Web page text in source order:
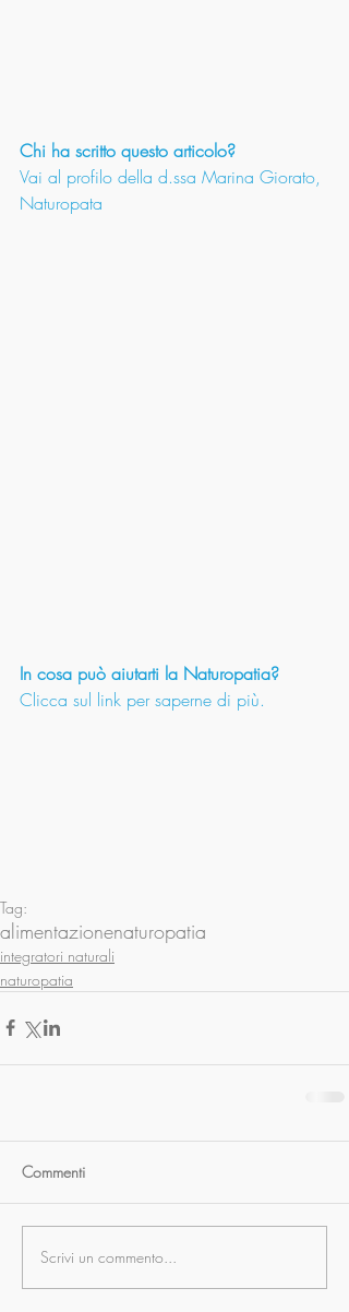
Chi ha scritto questo articolo?
Vai al profilo della d.ssa Marina Giorato,
Naturopata
In cosa può aiutarti la Naturopatia?
Clicca sul link per saperne di più.
Tag:
alimentazionenaturopatia
integratori naturali
naturopatia
Commenti
Scrivi un commento...